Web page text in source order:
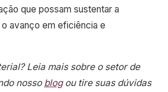
que possam sustentar a
avanço em eficiência e
Leia mais sobre o setor de
nosso blogou tire suas dúvidas